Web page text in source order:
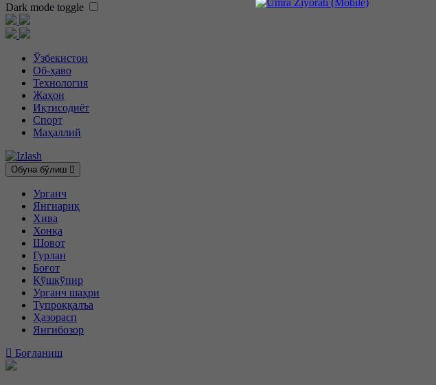
Dark mode toggle
Ўзбекистон
Об-ҳаво
Технология
Жаҳон
Иқтисодиёт
Спорт
Маҳаллий
Обуна бўлиш
Урганч
Янгиариқ
Хива
Хонқа
Шовот
Гурлан
Боғот
Қўшкўпир
Урганч шаҳри
Тупроққалъа
Ҳазорасп
Янгибозор
Боғланиш